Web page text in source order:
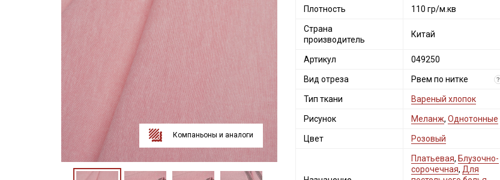
Компаньоны и аналоги
Плотность 110 гр/м.кв
Страна
производитель
Китай
Артикул 049250
Вид отреза Рвем по нитке ?
Тип ткани Вареный хлопок
Рисунок Меланж, Однотонные
Цвет Розовый
Платьевая, Блузочно-
сорочечная, Для